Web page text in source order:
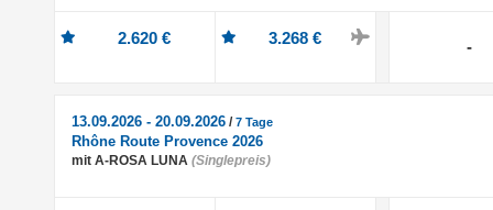
2.620 € 3.268 € -
13.09.2026 - 20.09.2026 /7 Tage
Rhône Route Provence 2026
mit A-ROSA LUNA (Singlepreis)